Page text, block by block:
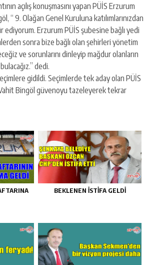
açılış konuşmasını yapan PÜİS Erzurum
“ 9. Olağan Genel Kuruluna katılımlarınızdan
ediyorum. Erzurum PÜİS şubesine bağlı yedi
sonra bize bağlı olan şehirleri yönetim
ve sorunlarını dinleyip mağdur olanların
dedi.
gidildi. Seçimlerde tek aday olan PÜİS
Bingöl güvenoyu tazeleyerek tekrar
BEKLENEN İSTİFA GELDİ